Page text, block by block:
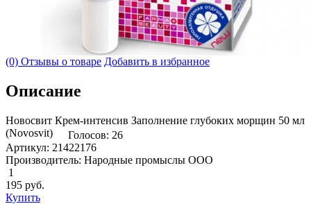
(0) Отзывы о товаре Добавить в избранное
Описание
Новосвит Крем-интенсив Заполнение глубоких морщин 50 мл
(Novosvit)
Голосов: 26
Артикул: 21422176
Производитель: Народные промыслы ООО
1
195 руб.
Купить